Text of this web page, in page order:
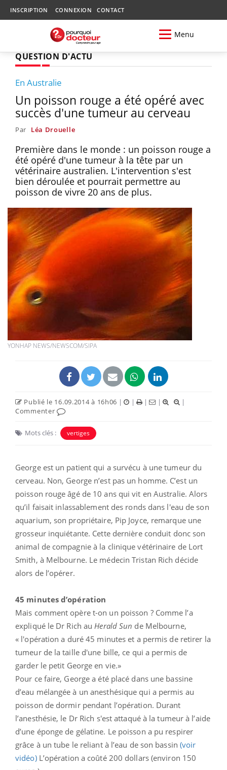
INSCRIPTION CONNEXION CONTACT
Menu
QUESTION D'ACTU
En Australie
Un poisson rouge a été opéré avec
succès d'une tumeur au cerveau
Par Léa Drouelle
Première dans le monde : un poisson rouge a
été opéré d'une tumeur à la tête par un
vétérinaire australien. L'intervention s'est
bien déroulée et pourrait permettre au
poisson de vivre 20 ans de plus.
YONHAP NEWS/NEWSCOM/SIPA
Publié le 16.09.2014 à 16h06 | | | |
|
Commenter
Mots clés : vertiges
George est un patient qui a survécu à une tumeur du
cerveau. Non, George n’est pas un homme. C’est un
poisson rouge âgé de 10 ans qui vit en Australie. Alors
qu’il faisait inlassablement des ronds dans l'eau de son
aquarium, son propriétaire, Pip Joyce, remarque une
grosseur inquiétante. Cette dernière conduit donc son
animal de compagnie à la clinique vétérinaire de Lort
Smith, à Melbourne. Le médecin Tristan Rich décide
alors de l’opérer.
45 minutes d’opération
Mais comment opère t-on un poisson ? Comme l’a
expliqué le Dr Rich au Herald Sun de Melbourne,
« l'opération a duré 45 minutes et a permis de retirer la
tumeur de la taille d'une bille, ce qui a permis de
garder le petit George en vie.»
Pour ce faire, George a été placé dans une bassine
d’eau mélangée à un anesthésique qui a permis au
poisson de dormir pendant l’opération. Durant
l’anesthésie, le Dr Rich s'est attaqué à la tumeur à l’aide
d’une éponge de gélatine. Le poisson a pu respirer
grâce à un tube le reliant à l’eau de son bassin (voir
vidéo)L’opération a coûté 200 dollars (environ 150